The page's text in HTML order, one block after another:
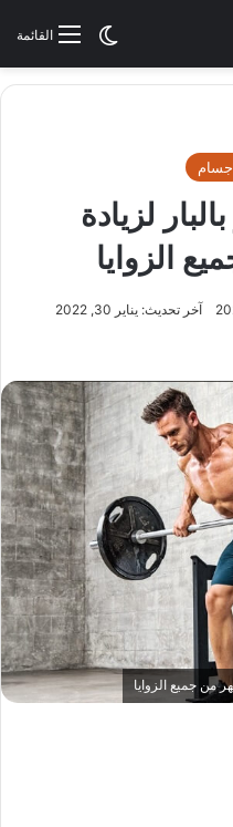
القائمةالوضع
لزيادة
الزوايا
آخر تحديث: يناير 30, 2022
من جميع الزوايا